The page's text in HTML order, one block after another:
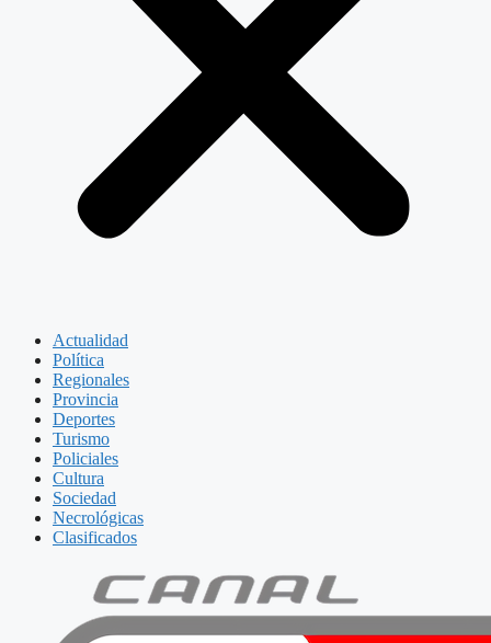
Actualidad
Política
Regionales
Provincia
Deportes
Turismo
Policiales
Cultura
Sociedad
Necrológicas
Clasificados